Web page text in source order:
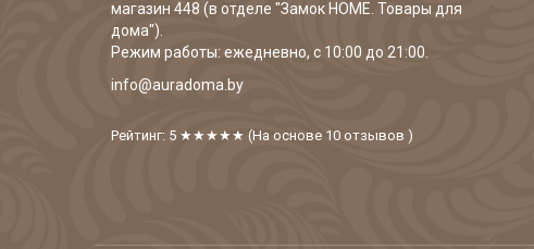
магазин 448 (в отделе "Замок HOME. Товары для
дома").
Режим работы: ежедневно, с 10:00 до 21:00.
info@auradoma.by
Рейтинг: 5 ★★★★★ (На основе 10 отзывов )